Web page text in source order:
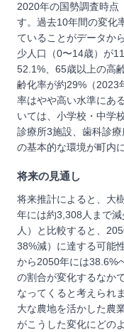
2020年の国勢調査時点
す。過去10年間の変化
ていることがデータか
少人口（0〜14歳）が
52.1%、65歳以上の高
齢化率が約29%（2023
率はやや高い水準にあ
いては、小学校・中学
診療所3施設、歯科診
の基本的な環境が町内
将来の見通し
将来推計によると、大
年には約3,308人まで
人）と比較すると、
38%減）に達する可能
から2050年には38.6%
の割合が変化するなか
なってくると考えられ
大な農地を活かした農
がこうした変化にどの